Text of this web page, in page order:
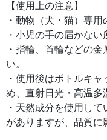
【使用上の注意】
・動物（犬・猫）専
・小児の手の届かない
・指輪、首輪などの
い。
・使用後はボトルキ
め、直射日光・高温多
・天然成分を使用し
がありますが、品質に